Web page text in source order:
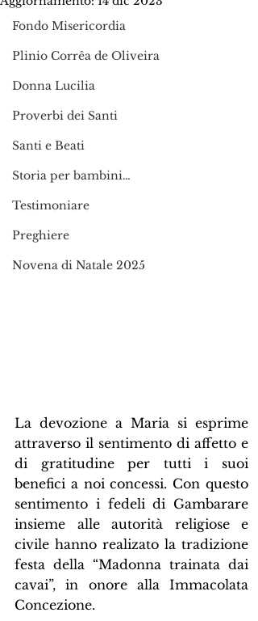
Fondo Misericordia
Plinio Corrêa de Oliveira
Donna Lucilia
Proverbi dei Santi
Santi e Beati
Storia per bambini…
Testimoniare
Preghiere
Novena di Natale 2025
La devozione a Maria si esprime
attraverso il sentimento di affetto e
di gratitudine per tutti i suoi
benefici a noi concessi. Con questo
sentimento i fedeli di Gambarare
insieme alle autorità religiose e
civile hanno realizato la tradizione
festa della “Madonna trainata dai
cavai”, in onore alla Immacolata
Concezione.